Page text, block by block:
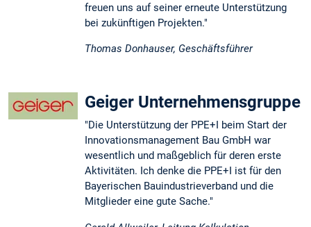
freuen uns auf seiner erneute Unterstützung
bei zukünftigen Projekten."
Thomas Donhauser, Geschäftsführer
Geiger Unternehmensgruppe
"Die Unterstützung der PPE+I beim Start der
Innovationsmanagement Bau GmbH war
wesentlich und maßgeblich für deren erste
Aktivitäten. Ich denke die PPE+I ist für den
Bayerischen Bauindustrieverband und die
Mitglieder eine gute Sache."